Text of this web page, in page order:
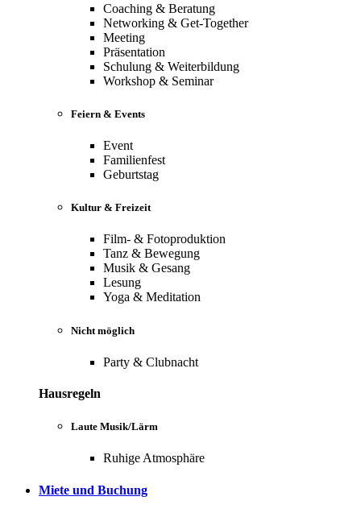
Coaching & Beratung
Networking & Get-Together
Meeting
Präsentation
Schulung & Weiterbildung
Workshop & Seminar
Feiern & Events
Event
Familienfest
Geburtstag
Kultur & Freizeit
Film- & Fotoproduktion
Tanz & Bewegung
Musik & Gesang
Lesung
Yoga & Meditation
Nicht möglich
Party & Clubnacht
Hausregeln
Laute Musik/Lärm
Ruhige Atmosphäre
Miete und Buchung